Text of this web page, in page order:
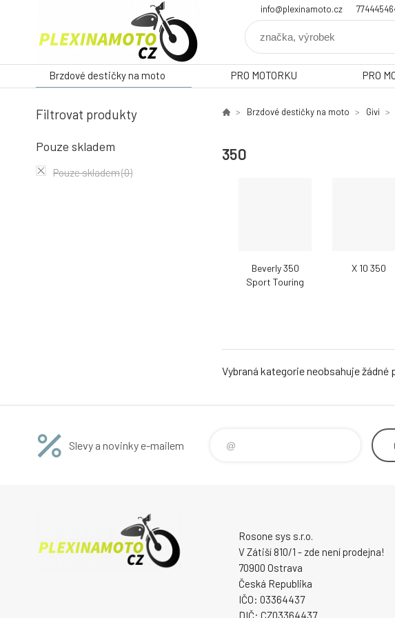
info@plexinamoto.cz
Brzdové destičky na moto PRO MOTORKU PRO
Filtrovat produkty
Pouze skladem
Pouze skladem(0)
Brzdové destičky na moto Givi
350
Beverly 350
Sport Touring
X 10 350
Vybraná kategorie neobsahuje žádné
Slevy a novinky e-mailem
Rosone sys s.r.o.
V Zátiší 810/1 - zde není prodejna!
70900 Ostrava
Česká Republika
IČO: 03364437
DIČ: CZ03364437